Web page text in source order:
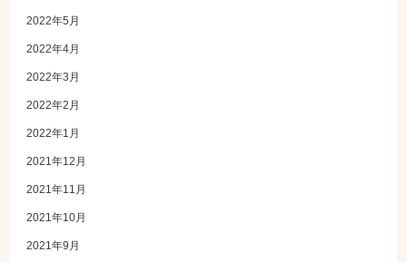
2022年5月
2022年4月
2022年3月
2022年2月
2022年1月
2021年12月
2021年11月
2021年10月
2021年9月